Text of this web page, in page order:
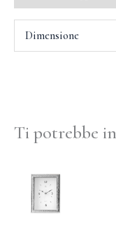
Dimensione
Ti potrebbe